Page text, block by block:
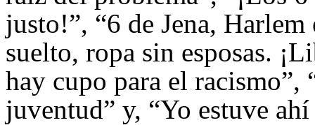
justo!”, “6 de Jena, Harlem
suelto, ropa sin esposas.
hay cupo para el
juventud” y, “Yo estuve